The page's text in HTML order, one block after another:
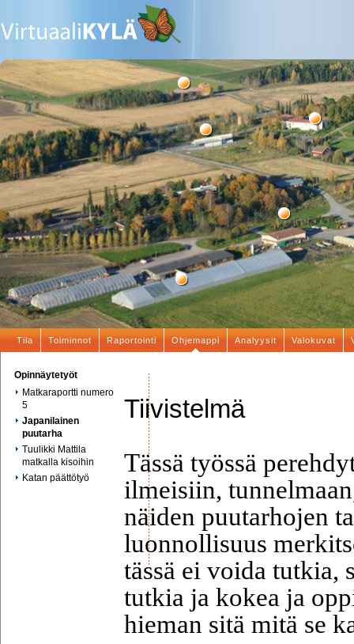
Tila Toiminnot Raportointi Ohjemappi Analyysit Valokuvat
Opinnäytetyöt
Matkaraportti numero
5
Japanilainen
puutarha
Tuulikki Mattila
matkalla kisoihin
Katan päättötyö
Tiivistelmä
Tässä työssä
ilmeisiin,
näiden puutarhojen
luonnollisuus
tässä ei voida tutkia,
tutkia ja kokea ja
hieman sitä mitä se